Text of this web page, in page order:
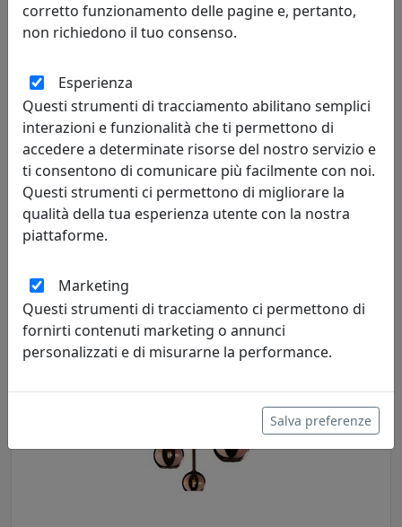
LAMPADA A SOSPENSIONE A 2 LUCI FUTURE 1155OS-S2 S MIX-OR
OTTONE-ORO
corretto funzionamento delle pagine e, pertanto,
non richiedono il tuo consenso.
Esperienza
Questi strumenti di tracciamento abilitano semplici
interazioni e funzionalità che ti permettono di
accedere a determinate risorse del nostro servizio e
ti consentono di comunicare più facilmente con noi.
Questi strumenti ci permettono di migliorare la
qualità della tua esperienza utente con la nostra
piattaforme.
Marketing
Questi strumenti di tracciamento ci permettono di
fornirti contenuti marketing o annunci
personalizzati e di misurarne la performance.
Salva preferenze